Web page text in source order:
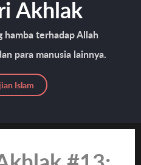
Akhlak
hamba terhadap Allah
para manusia lainnya.
Islam